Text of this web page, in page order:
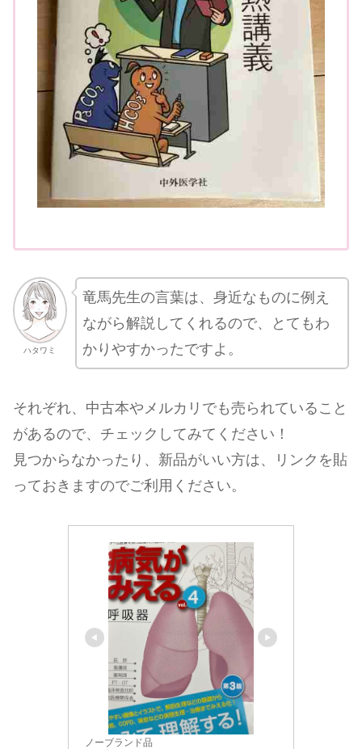
ハタワミ
竜馬先生の言葉は、身近なものに例え
ながら解説してくれるので、とてもわ
かりやすかったですよ。
それぞれ、中古本やメルカリでも売られていること
があるので、チェックしてみてください！
見つからなかったり、新品がいい方は、リンクを貼
っておきますのでご利用ください。
ノーブランド品